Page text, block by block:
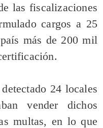
las fiscalizaciones
cargos a 25
más de 200 mil
24 locales
vender dichos
multas, en lo que